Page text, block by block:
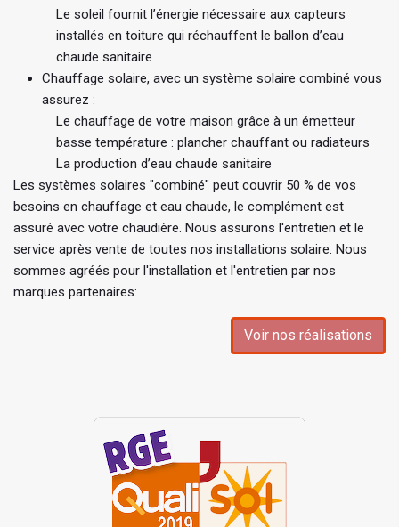
Le soleil fournit l’énergie nécessaire aux capteurs
installés en toiture qui réchauffent le ballon d’eau
chaude sanitaire
Chauffage solaire, avec un système solaire combiné vous
assurez :
Le chauffage de votre maison grâce à un émetteur
basse température : plancher chauffant ou radiateurs
La production d’eau chaude sanitaire
Les systèmes solaires "combiné" peut couvrir 50 % de vos
besoins en chauffage et eau chaude, le complément est
assuré avec votre chaudière. Nous assurons l'entretien et le
service après vente de toutes nos installations solaire. Nous
sommes agréés pour l'installation et l'entretien par nos
marques partenaires:
Voir nos réalisations